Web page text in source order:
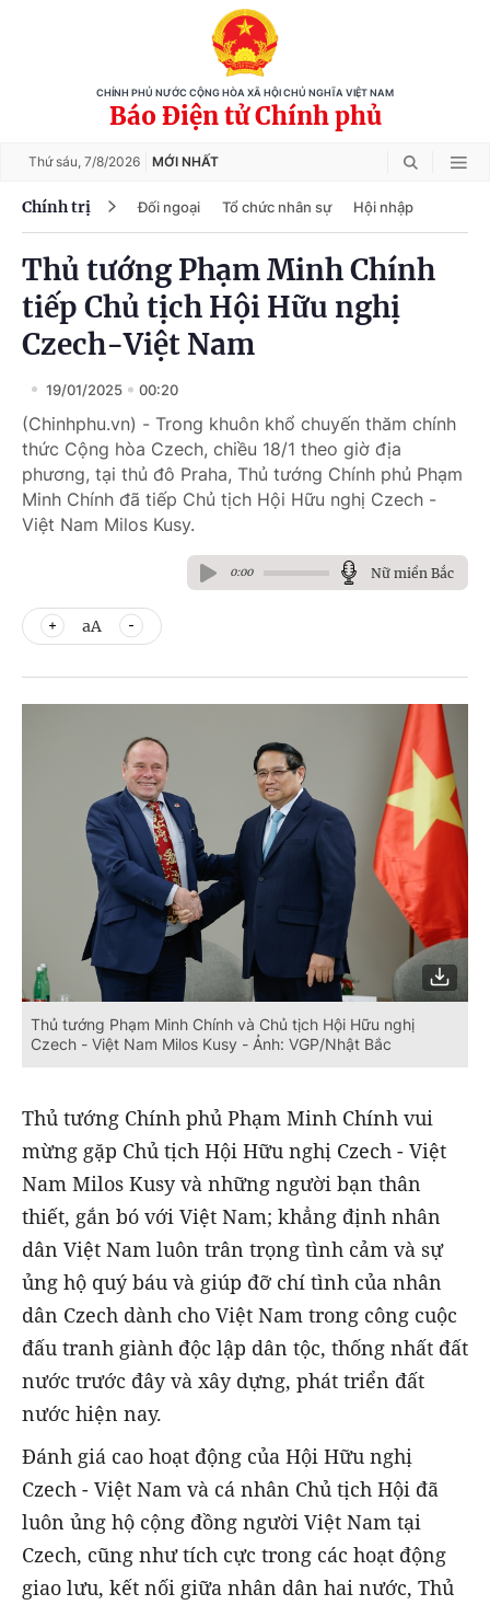
CHÍNH PHỦ NƯỚC CỘNG HÒA XÃ HỘI CHỦ NGHĨA VIỆT NAM
Báo Điện tử Chính phủ
Thứ sáu, 7/8/2026 MỚI NHẤT
Chính trị Đối ngoại Tổ chức nhân sự Hội nhập
Thủ tướng Phạm Minh Chính
tiếp Chủ tịch Hội Hữu nghị
Czech-Việt Nam
19/01/2025 00:20
(Chinhphu.vn) - Trong khuôn khổ chuyến thăm chính
thức Cộng hòa Czech, chiều 18/1 theo giờ địa
phương, tại thủ đô Praha, Thủ tướng Chính phủ Phạm
Minh Chính đã tiếp Chủ tịch Hội Hữu nghị Czech -
Việt Nam Milos Kusy.
0:00 Nữ miền Bắc
aA
Thủ tướng Phạm Minh Chính và Chủ tịch Hội Hữu nghị
Czech - Việt Nam Milos Kusy - Ảnh: VGP/Nhật Bắc
Thủ tướng Chính phủ Phạm Minh Chính vui
mừng gặp Chủ tịch Hội Hữu nghị Czech - Việt
Nam Milos Kusy và những người bạn thân
thiết, gắn bó với Việt Nam; khẳng định nhân
dân Việt Nam luôn trân trọng tình cảm và sự
ủng hộ quý báu và giúp đỡ chí tình của nhân
dân Czech dành cho Việt Nam trong công cuộc
đấu tranh giành độc lập dân tộc, thống nhất đất
nước trước đây và xây dựng, phát triển đất
nước hiện nay.
Đánh giá cao hoạt động của Hội Hữu nghị
Czech - Việt Nam và cá nhân Chủ tịch Hội đã
luôn ủng hộ cộng đồng người Việt Nam tại
Czech, cũng như tích cực trong các hoạt động
giao lưu, kết nối giữa nhân dân hai nước, Thủ